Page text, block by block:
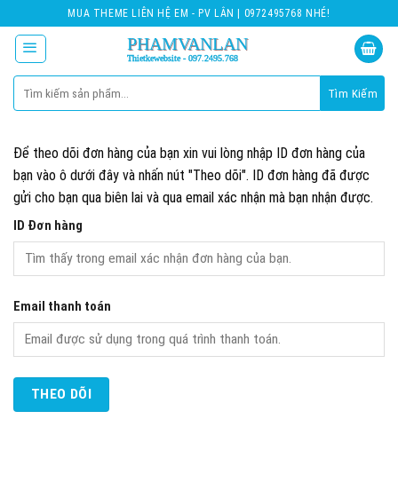
content
MUA THEME LIÊN HỆ EM - PV LÂN | 0972495768 NHÉ!
kiếm:
Để theo dõi đơn hàng của bạn xin vui lòng nhập ID đơn hàng của
bạn vào ô dưới đây và nhấn nút "Theo dõi". ID đơn hàng đã được
gửi cho bạn qua biên lai và qua email xác nhận mà bạn nhận được.
ID Đơn hàng
Email thanh toán
THEO DÕI